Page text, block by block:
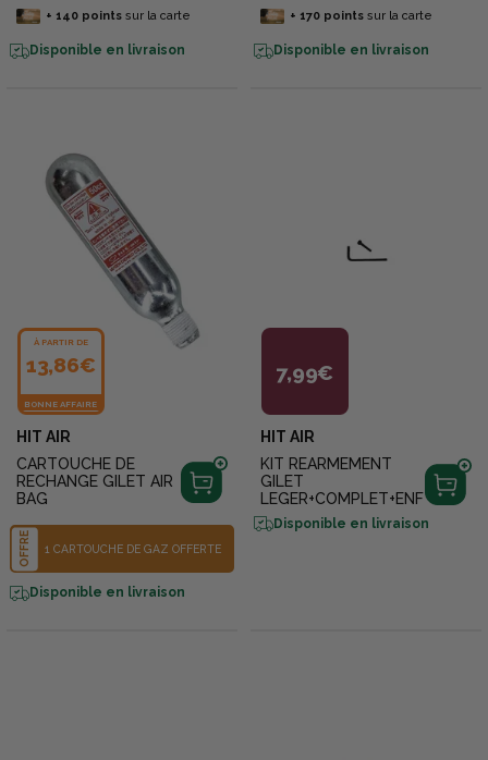
+ 140pointssur la carte
Disponible en livraison
+ 170pointssur la carte
Disponible en livraison
À PARTIR DE
13,86€
BONNE AFFAIRE
HIT AIR
CARTOUCHE DE
RECHANGE GILET AIR
BAG
OFFRE 1 CARTOUCHE DE GAZ OFFERTE
Disponible en livraison
7,99€
HIT AIR
KIT REARMEMENT
GILET
LEGER+COMPLET+ENF
Disponible en livraison